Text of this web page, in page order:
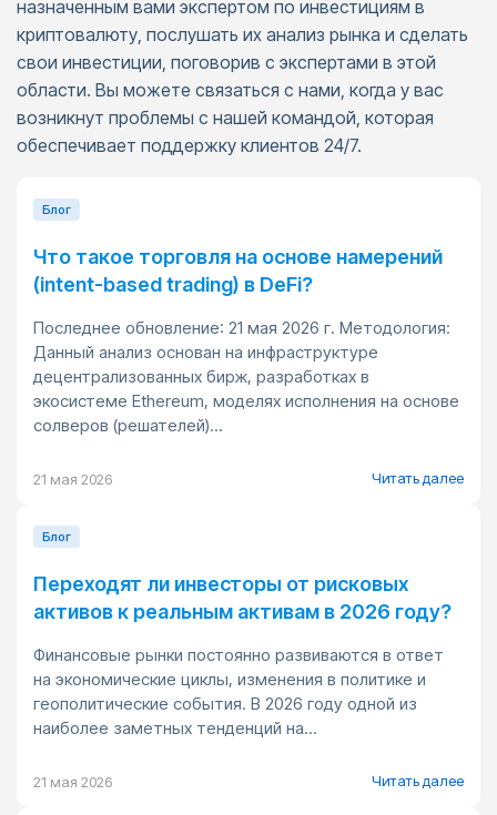
назначенным вами экспертом по инвестициям в
криптовалюту, послушать их анализ рынка и сделать
свои инвестиции, поговорив с экспертами в этой
области. Вы можете связаться с нами, когда у вас
возникнут проблемы с нашей командой, которая
обеспечивает поддержку клиентов 24/7.
Блог
Что такое торговля на основе намерений
(intent-based trading) в DeFi?
Последнее обновление: 21 мая 2026 г. Методология:
Данный анализ основан на инфраструктуре
децентрализованных бирж, разработках в
экосистеме Ethereum, моделях исполнения на основе
солверов (решателей)...
21 мая 2026 Читать далее
Блог
Переходят ли инвесторы от рисковых
активов к реальным активам в 2026 году?
Финансовые рынки постоянно развиваются в ответ
на экономические циклы, изменения в политике и
геополитические события. В 2026 году одной из
наиболее заметных тенденций на...
21 мая 2026 Читать далее